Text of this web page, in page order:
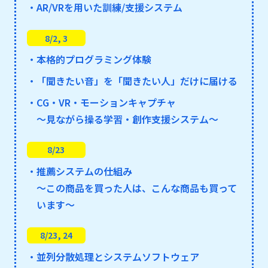
・AR/VRを用いた訓練/支援システム
8/2, 3
・本格的プログラミング体験
・「聞きたい音」を「聞きたい人」だけに届ける
・CG・VR・モーションキャプチャ
～見ながら操る学習・創作支援システム～
8/23
・推薦システムの仕組み
～この商品を買った人は、こんな商品も買って
います～
8/23, 24
・並列分散処理とシステムソフトウェア